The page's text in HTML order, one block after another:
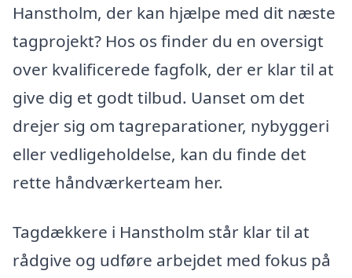
Hanstholm, der kan hjælpe med dit næste
tagprojekt? Hos os finder du en oversigt
over kvalificerede fagfolk, der er klar til at
give dig et godt tilbud. Uanset om det
drejer sig om tagreparationer, nybyggeri
eller vedligeholdelse, kan du finde det
rette håndværkerteam her.
Tagdækkere i Hanstholm står klar til at
rådgive og udføre arbejdet med fokus på